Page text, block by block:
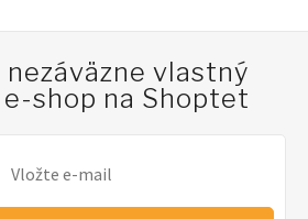
vlastný
shop na Shoptet